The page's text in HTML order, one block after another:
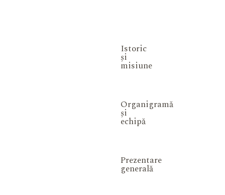
Istoric
și
misiune
Organigramă
și
echipă
Prezentare
generală